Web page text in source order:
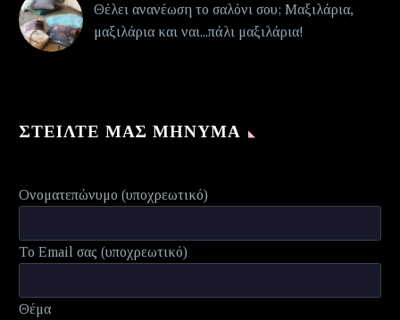
Θέλει ανανέωση το σαλόνι σου; Μαξιλάρια,
μαξιλάρια και ναι...πάλι μαξιλάρια!
ΣΤΕΊΛΤΕ ΜΑΣ ΜΉΝΥΜΑ
Ονοματεπώνυμο (υποχρεωτικό)
Το Email σας (υποχρεωτικό)
Θέμα